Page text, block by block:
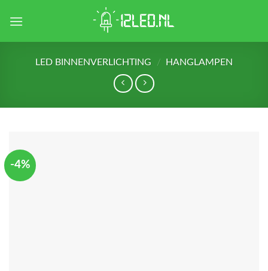
LED BINNENVERLICHTING / HANGLAMPEN
-4%